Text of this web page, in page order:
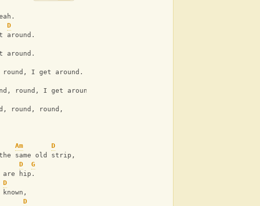
D
around.
around.
round, I get around.
round, I get around.
round, round,
Am
D
same old strip,
D
G
are hip.
D
D